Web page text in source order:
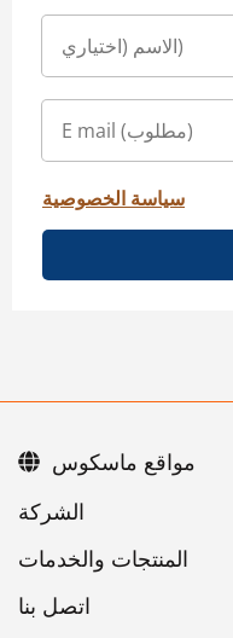
سياسة الخصوصية
اتصل بنا
مواقع ماسكوس